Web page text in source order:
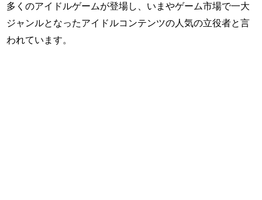
多くのアイドルゲームが登場し、いまやゲーム市場で一大
ジャンルとなったアイドルコンテンツの人気の立役者と言
われています。